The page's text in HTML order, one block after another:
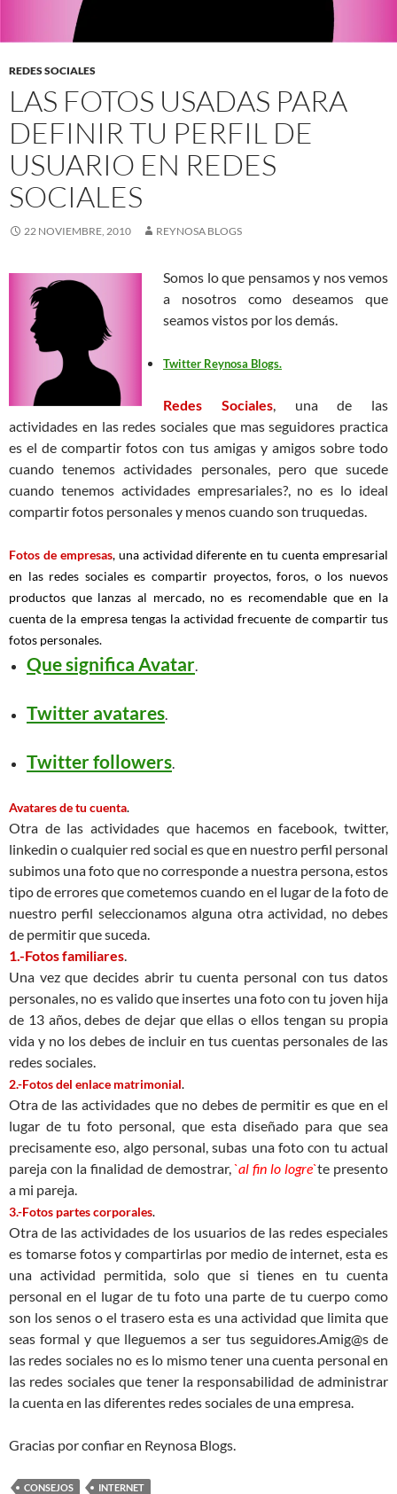
REDES SOCIALES
LAS FOTOS USADAS PARA
DEFINIR TU PERFIL DE
USUARIO EN REDES
SOCIALES
22 NOVIEMBRE, 2010 REYNOSA BLOGS
Somos lo que pensamos y nos vemos
a nosotros como deseamos que
seamos vistos por los demás.
Twitter Reynosa Blogs.
Redes Sociales, una de las
actividades en las redes sociales que mas seguidores practica
es el de compartir fotos con tus amigas y amigos sobre todo
cuando tenemos actividades personales, pero que sucede
cuando tenemos actividades empresariales?, no es lo ideal
compartir fotos personales y menos cuando son truquedas.
Fotos de empresas, una actividad diferente en tu cuenta empresarial
en las redes sociales es compartir proyectos, foros, o los nuevos
productos que lanzas al mercado, no es recomendable que en la
cuenta de la empresa tengas la actividad frecuente de compartir tus
fotos personales.
Que significa Avatar.
Twitter avatares.
Twitter followers.
Avatares de tu cuenta.
Otra de las actividades que hacemos en facebook, twitter,
linkedin o cualquier red social es que en nuestro perfil personal
subimos una foto que no corresponde a nuestra persona, estos
tipo de errores que cometemos cuando en el lugar de la foto de
nuestro perfil seleccionamos alguna otra actividad, no debes
de permitir que suceda.
1.-Fotos familiares.
Una vez que decides abrir tu cuenta personal con tus datos
personales, no es valido que insertes una foto con tu joven hija
de 13 años, debes de dejar que ellas o ellos tengan su propia
vida y no los debes de incluir en tus cuentas personales de las
redes sociales.
2.-Fotos del enlace matrimonial.
Otra de las actividades que no debes de permitir es que en el
lugar de tu foto personal, que esta diseñado para que sea
precisamente eso, algo personal, subas una foto con tu actual
pareja con la finalidad de demostrar,`al fin lo logre`te presento
a mi pareja.
3.-Fotos partes corporales.
Otra de las actividades de los usuarios de las redes especiales
es tomarse fotos y compartirlas por medio de internet, esta es
una actividad permitida, solo que si tienes en tu cuenta
personal en el lugar de tu foto una parte de tu cuerpo como
son los senos o el trasero esta es una actividad que limita que
seas formal y que lleguemos a ser tus seguidores.Amig@s de
las redes sociales no es lo mismo tener una cuenta personal en
las redes sociales que tener la responsabilidad de administrar
la cuenta en las diferentes redes sociales de una empresa.
Gracias por confiar en Reynosa Blogs.
CONSEJOS INTERNET